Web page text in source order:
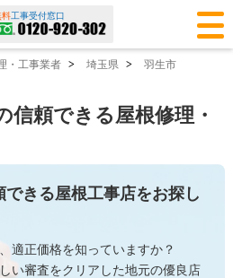
料工事受付窓口
・工事業者 > 埼玉県 > 羽生市
信頼できる屋根修理・
きる屋根工事店をお探し
適正価格を知っていますか？
い審査をクリアした地元の優良店